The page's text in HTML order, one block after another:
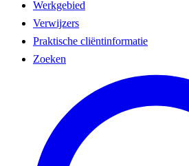
Werkgebied
Verwijzers
Praktische cliëntinformatie
Zoeken